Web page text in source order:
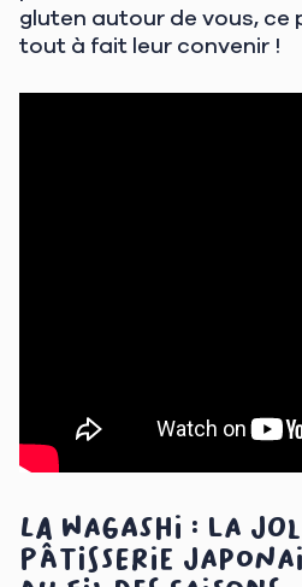
gluten autour de vous,
tout à fait leur convenir !
La wagashi : la
pâtisserie